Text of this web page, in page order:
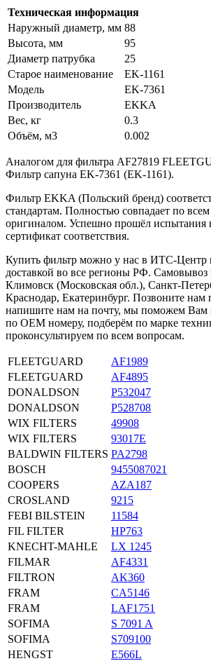
Техническая информация
Наружный диаметр, мм 88
Высота, мм
95
Диаметр патрубка
25
Старое наименование
EK-1161
Модель
EK-7361
Производитель
EKKA
Вес, кг
0.3
Объём, м3
0.002
Аналогом для фильтра AF27819
Фильтр сапуна EK-7361 (EK-1161).
Фильтр EKKA (Польский бренд)
стандартам. Полностью совпадает по
оригиналом. Успешно прошёл испытания
сертификат соответствия.
Купить фильтр можно у нас в ИТС-Центр
доставкой во все регионы РФ. Самовывоз
Климовск (Московская обл.), Санкт-
Краснодар, Екатеринбург. Позвоните нам
напишите нам на почту, мы поможем Вам
по OEM номеру, подберём по марке
проконсультируем по всем вопросам.
FLEETGUARD
AF1989
FLEETGUARD
AF4895
DONALDSON
P532047
DONALDSON
P528708
WIX FILTERS
49908
WIX FILTERS
93017E
BALDWIN FILTERS PA2798
BOSCH
9455087021
COOPERS
AZA187
CROSLAND
9215
FEBI BILSTEIN
11584
FIL FILTER
HP763
KNECHT-MAHLE
LX 1245
FILMAR
AF4331
FILTRON
AK360
FRAM
CA5146
FRAM
LAF1751
SOFIMA
S 7091 A
SOFIMA
S709100
HENGST
E566L